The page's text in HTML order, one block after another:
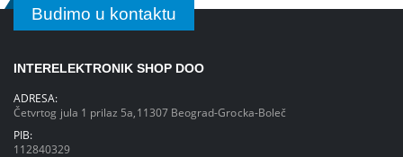
Budimo u kontaktu
INTERELEKTRONIK SHOP DOO
ADRESA:
Četvrtog jula 1 prilaz 5a,11307 Beograd-Grocka-Boleč
PIB:
112840329